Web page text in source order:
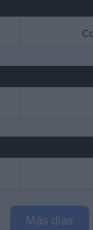
Más días